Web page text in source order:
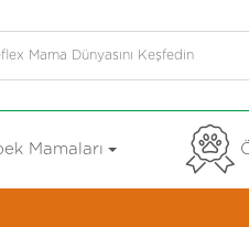
Mamaları